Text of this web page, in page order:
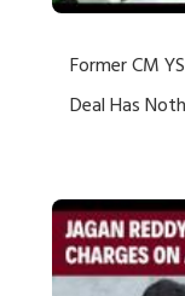
Former CM
Deal Has